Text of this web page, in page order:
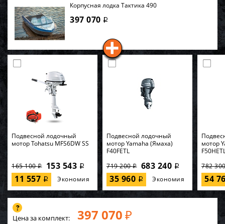
Корпусная лодка Тактика 490
397 070 i
Подвесной лодочный
мотор Tohatsu MFS6DW SS
165 100i 153 543 i
11 557 i Экономия
Подвесной лодочный
мотор Yamaha (Ямаха)
F40FETL
719 200i 683 240 i
35 960 i Экономия
мотор
782
54
Цена за комплект: 397 070 ₽